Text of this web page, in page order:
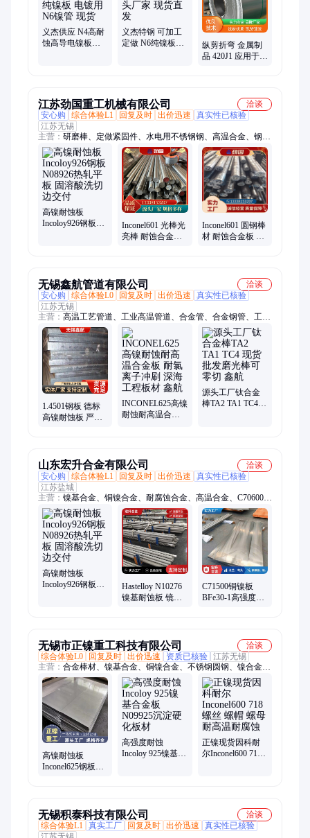
义杰供应 N4高耐
蚀高导电镍板
义杰特钢 可加工
定做 N6纯镍板阳
纵剪折弯 金属制
品 420J1 应用于压
江苏劲国重工机械有限公司
洽谈
安心购
综合体验L1 回复及时 出价迅速
真实性已核验
江苏无锡
主营： 研磨棒、定做紧固件、水电用不锈钢钢、高温合金、钢板
钢卷、镍金合金、钢管圆棒、铜镍合金
高镍耐蚀板
Incoloy926钢板
Inconel601 光棒光
亮棒 耐蚀合金板
Inconel601 圆钢棒
材 耐蚀合金板 造
无锡鑫航管道有限公司
洽谈
安心购
综合体验L0 回复及时 出价迅速
真实性已核验
江苏无锡
主营： 高温工艺管道、工业高温管道、合金管、合金钢管、工业
中温管道
1.4501钢板 德标
高镍耐蚀板 严苛
INCONEL625高镍
耐蚀耐高温合金
源头工厂钛合金
棒TA2 TA1 TC4
山东宏升合金有限公司
洽谈
安心购
综合体验L1 回复及时 出价迅速
真实性已核验
江苏盐城
主营： 镍基合金、铜镍合金、耐腐蚀合金、高温合金、C70600铜
镍板、因科洛伊800、英科耐尔625、哈氏合金C276、HAl77-2黄
铜管、T2紫铜管、B30铜镍无缝管、B10铜镍法兰、C71500白铜
棒、螺纹换热管、蒙乃尔400、冷凝换热管、化工用镍基合金
管、换热设备用铜管、铜镍三通/弯头、翅片管、换热管材定
制、HSN70-1锡黄铜、TP2磷脱氧铜棒
高镍耐蚀板
Incoloy926钢板
Hastelloy N10276
镍基耐蚀板 镜面
C71500铜镍板
BFe30-1高强度耐
无锡市正镍重工科技有限公司
洽谈
综合体验L0
回复及时 出价迅速 资质已核验 江苏无锡
主营： 合金棒材、镍基合金、铜镍合金、不锈钢圆钢、镍合金圆
棒、双相钢法兰、美标法兰盘
高镍耐蚀板
Inconel625钢板
高强度耐蚀
Incoloy 925镍基合
正镍现货因科耐
尔Inconel600 718
无锡积泰科技有限公司
洽谈
综合体验L1 真实工厂 回复及时 出价迅速
真实性已核验